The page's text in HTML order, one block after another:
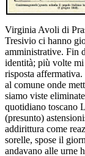
Virginia Avoli di
Tresivio ci hanno
amministrative. Fin
identità; più volte
risposta
al comune onde
siamo viste
quotidiano toscano
(presunto)
addirittura come
sorelle, spose il
andavano alle urne